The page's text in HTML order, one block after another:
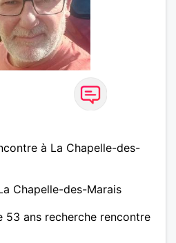
à La Chapelle-des-
Chapelle-des-Marais
53 ans recherche rencontre